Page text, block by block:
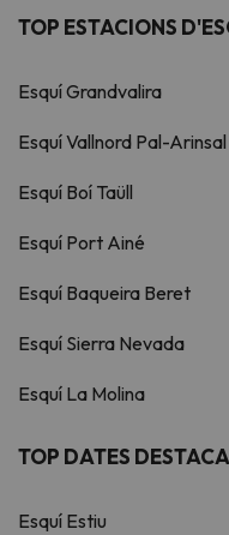
TOP ESTACIONS
Esquí Grandvalira
Esquí Vallnord Pal-Arinsal
Esquí Boí Taüll
Esquí Port Ainé
Esquí Baqueira Beret
Esquí Sierra Nevada
Esquí La Molina
TOP DATES
Esquí Estiu